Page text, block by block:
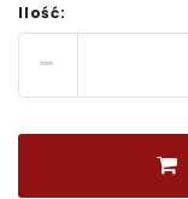
Ilość: